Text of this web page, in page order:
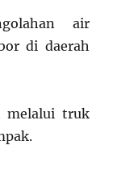
air
di daerah
melalui truk